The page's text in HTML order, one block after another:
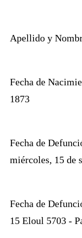
Apellido y
Fecha de
1873
Fecha de
miércoles, 15 de
Fecha de
15 Eloul 5703 -